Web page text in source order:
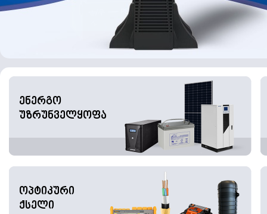
ენერგო
უზრუნველყოფა
ოპტიკური
ქსელი